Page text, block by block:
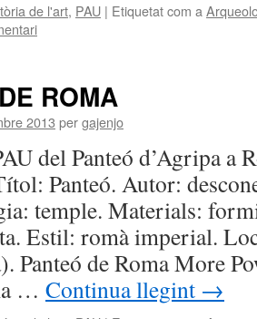
de l'art, PAU | Etiquetat com a
ROMA
2013 pergajenjo
del Panteó d’Agripa a
Panteó. Autor:
temple. Materials:
Estil: romà imperial.
Panteó de Roma More
… Continua llegint →